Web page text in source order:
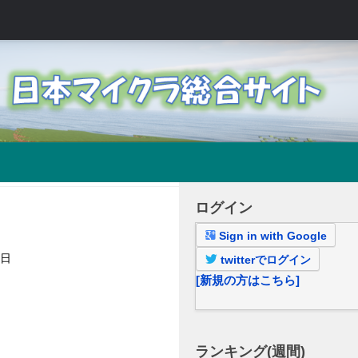
ログイン
Sign in with Google
twitterでログイン
[新規の方はこちら]
ランキング(週間)